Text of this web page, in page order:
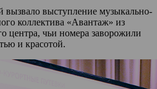
вызвало выступление музыкально-
коллектива «Авантаж» из
центра, чьи номера заворожили
и красотой.